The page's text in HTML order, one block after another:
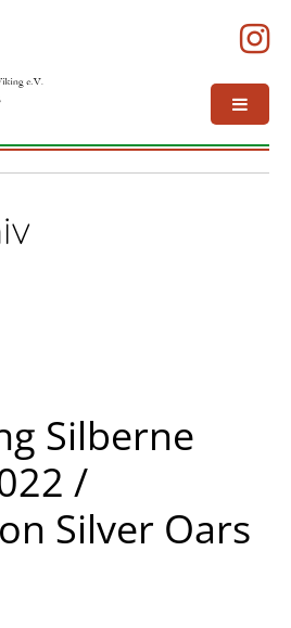
Silberne
/
Silver Oars